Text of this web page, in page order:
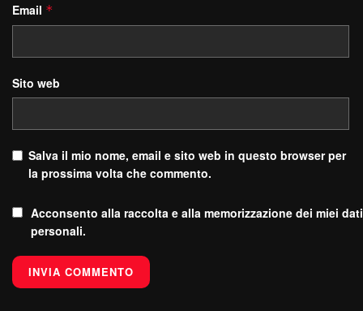
Email *
Sito web
Salva il mio nome, email e sito web in questo browser per
la prossima volta che commento.
Acconsento alla raccolta e alla memorizzazione dei miei dati
personali.